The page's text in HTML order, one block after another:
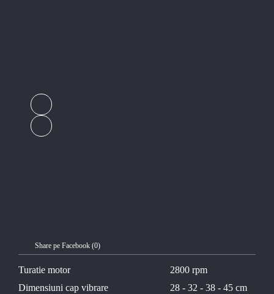
Share pe Facebook (0)
Turatie motor
2800 rpm
Dimensiuni cap vibrare
28 - 32 - 38 - 45 cm